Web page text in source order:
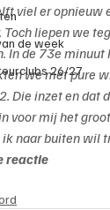
de week
26/27
viel er opnieuw
liepen we
In de 73e
we met pure
Die inzet en dat
voor mij het
naar buiten wil
reactie